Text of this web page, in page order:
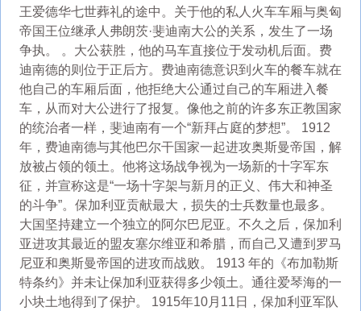
王爱德华七世葬礼的途中。关于他的私人火车车厢与奥匈
帝国王位继承人弗朗茨·斐迪南大公的关系，发生了一场
争执。 。大公获胜，他的马车直接位于发动机后面。费
迪南德的则位于正后方。费迪南德意识到火车的餐车就在
他自己的车厢后面，他拒绝大公通过自己的车厢进入餐
车，从而对大公进行了报复。像他之前的许多东正教国家
的统治者一样，斐迪南有一个“新拜占庭的梦想”。 1912
年，费迪南德与其他巴尔干国家一起进攻奥斯曼帝国，解
放被占领的领土。他将这场战争视为一场新的十字军东
征，并宣称这是“一场十字架与新月的正义、伟大和神圣
的斗争”。保加利亚贡献最大，损失的士兵数量也最多。
大国坚持建立一个独立的阿尔巴尼亚。不久之后，保加利
亚进攻其最近的盟友塞尔维亚和希腊，而自己又遭到罗马
尼亚和奥斯曼帝国的进攻而战败。 1913 年的《布加勒斯
特条约》并未让保加利亚获得多少领土。通往爱琴海的一
小块土地得到了保护。 1915年10月11日，保加利亚军队